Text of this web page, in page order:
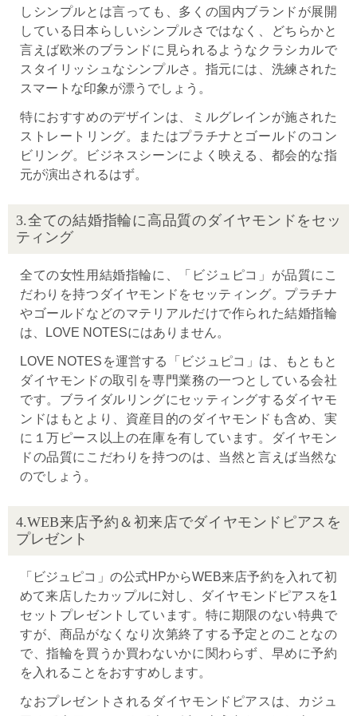
しシンプルとは言っても、多くの国内ブランドが展開
している日本らしいシンプルさではなく、どちらかと
言えば欧米のブランドに見られるようなクラシカルで
スタイリッシュなシンプルさ。指元には、洗練された
スマートな印象が漂うでしょう。
特におすすめのデザインは、ミルグレインが施された
ストレートリング。またはプラチナとゴールドのコン
ビリング。ビジネスシーンによく映える、都会的な指
元が演出されるはず。
3.全ての結婚指輪に高品質のダイヤモンドをセッ
ティング
全ての女性用結婚指輪に、「ビジュピコ」が品質にこ
だわりを持つダイヤモンドをセッティング。プラチナ
やゴールドなどのマテリアルだけで作られた結婚指輪
は、LOVE NOTESにはありません。
LOVE NOTESを運営する「ビジュピコ」は、もともと
ダイヤモンドの取引を専門業務の一つとしている会社
です。ブライダルリングにセッティングするダイヤモ
ンドはもとより、資産目的のダイヤモンドも含め、実
に１万ピース以上の在庫を有しています。ダイヤモン
ドの品質にこだわりを持つのは、当然と言えば当然な
のでしょう。
4.WEB来店予約＆初来店でダイヤモンドピアスを
プレゼント
「ビジュピコ」の公式HPからWEB来店予約を入れて初
めて来店したカップルに対し、ダイヤモンドピアスを1
セットプレゼントしています。特に期限のない特典で
すが、商品がなくなり次第終了する予定とのことなの
で、指輪を買うか買わないかに関わらず、早めに予約
を入れることをおすすめします。
なおプレゼントされるダイヤモンドピアスは、カジュ